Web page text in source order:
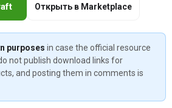
Открыть в Marketplace
purposes in case the official resource
not publish download links for
and posting them in comments is